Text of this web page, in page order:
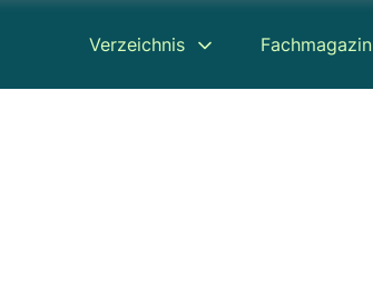
Verzeichnis Fachmagazin